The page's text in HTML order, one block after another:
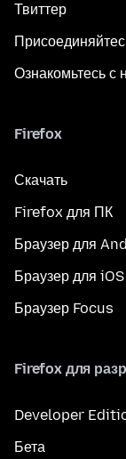
Твиттер
Ознакомьтесь с
Firefox
Скачать
Firefox для ПК
Браузер для
Браузер для iOS
Браузер Focus
Firefox для
Developer
Бета